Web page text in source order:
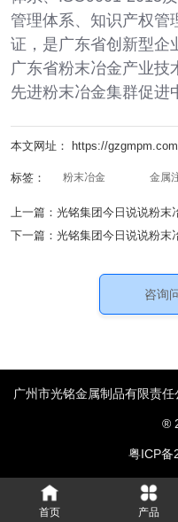
管理体系、知识产权管
证，是广东省创新型企
广东省粉末冶金产业技
先进粉末冶金集群促进
本文网址： https://
标签： 粉末冶金 金属
上一篇： 光铭集团今日说说粉末
下一篇： 光铭集团今日说说粉末
咨询
消费类电子配件
医疗器械
广州市光铭金属制品有限责
®
粤ICP备
首页 产品